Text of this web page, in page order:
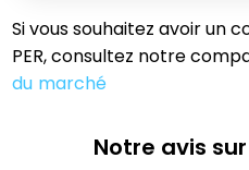
Si vous souhaitez avoir un
PER, consultez notre
du marché
Notre avis sur